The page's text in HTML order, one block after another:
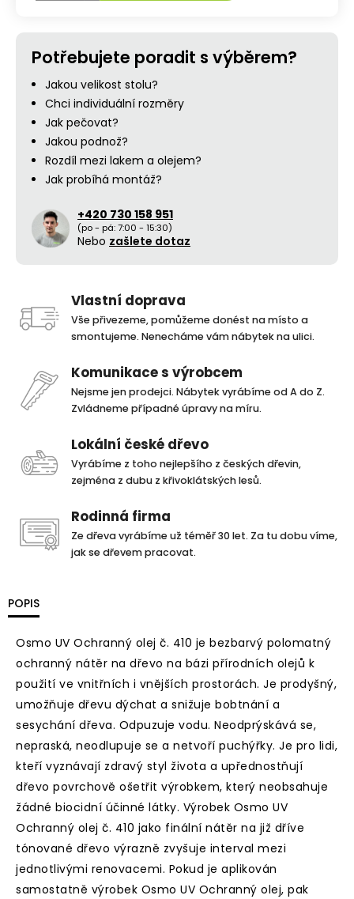
Potřebujete poradit s výběrem?
Jakou velikost stolu?
Chci individuální rozměry
Jak pečovat?
Jakou podnož?
Rozdíl mezi lakem a olejem?
Jak probíhá montáž?
+420 730 158 951
(po - pá: 7:00 - 15:30)
Nebo zašlete dotaz
Vlastní doprava
Vše přivezeme, pomůžeme donést na místo a
smontujeme. Nenecháme vám nábytek na ulici.
Komunikace s výrobcem
Nejsme jen prodejci. Nábytek vyrábíme od A do Z.
Zvládneme případné úpravy na míru.
Lokální české dřevo
Vyrábíme z toho nejlepšího z českých dřevin,
zejména z dubu z křivoklátských lesů.
Rodinná firma
Ze dřeva vyrábíme už téměř 30 let. Za tu dobu víme,
jak se dřevem pracovat.
POPIS
Osmo UV Ochranný olej č. 410 je bezbarvý polomatný
ochranný nátěr na dřevo na bázi přírodních olejů k
použití ve vnitřních i vnějších prostorách. Je prodyšný,
umožňuje dřevu dýchat a snižuje bobtnání a
sesychání dřeva. Odpuzuje vodu. Neodprýskává se,
nepraská, neodlupuje se a netvoří puchýřky. Je pro lidi,
kteří vyznávají zdravý styl života a upřednostňují
dřevo povrchově ošetřit výrobkem, který neobsahuje
žádné biocidní účinné látky. Výrobek Osmo UV
Ochranný olej č. 410 jako finální nátěr na již dříve
tónované dřevo výrazně zvyšuje interval mezi
jednotlivými renovacemi. Pokud je aplikován
samostatně výrobek Osmo UV Ochranný olej, pak